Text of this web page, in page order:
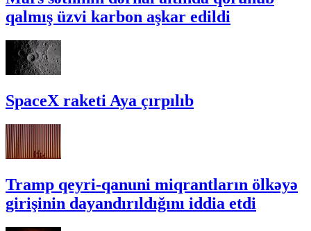
qalmış üzvi karbon aşkar edildi
SpaceX raketi Aya çırpılıb
Tramp qeyri-qanuni miqrantların ölkəyə
girişinin dayandırıldığını iddia etdi